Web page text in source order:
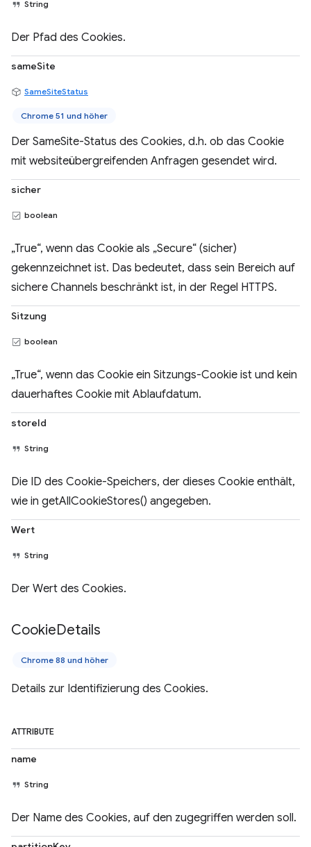
String
Der Pfad des Cookies.
sameSite
SameSiteStatus
Chrome 51 und höher
Der SameSite-Status des Cookies, d.h. ob das Cookie
mit websiteübergreifenden Anfragen gesendet wird.
sicher
boolean
„True“, wenn das Cookie als „Secure“ (sicher)
gekennzeichnet ist. Das bedeutet, dass sein Bereich auf
sichere Channels beschränkt ist, in der Regel HTTPS.
Sitzung
boolean
„True“, wenn das Cookie ein Sitzungs-Cookie ist und kein
dauerhaftes Cookie mit Ablaufdatum.
storeId
String
Die ID des Cookie-Speichers, der dieses Cookie enthält,
wie in getAllCookieStores() angegeben.
Wert
String
Der Wert des Cookies.
CookieDetails
Chrome 88 und höher
Details zur Identifizierung des Cookies.
ATTRIBUTE
name
String
Der Name des Cookies, auf den zugegriffen werden soll.